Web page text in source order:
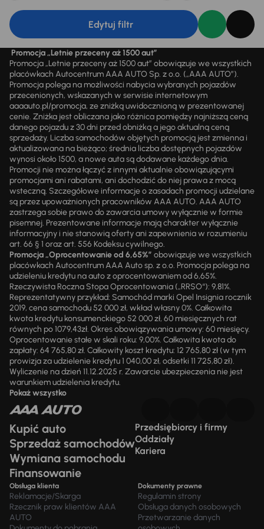
Edytuj filtr
Promocja „Letnie przeceny aż 1500 aut”
Promocja „Letnie przeceny aż 1500 aut” obowiązuje we wszystkich
placówkach Autocentrum AAA AUTO Sp. z o.o. („AAA AUTO”).
Promocja polega na możliwości nabycia wybranych pojazdów
przecenionych, wskazanych w serwisie internetowym
aaaauto.pl/promocja, ze zniżką uwidocznioną w prezentowanej
cenie. Zniżka jest obliczana jako różnica pomiędzy najniższą ceną
danego pojazdu z 30 dni przed obniżką a jego aktualną ceną
sprzedaży. Liczba samochodów objętych promocją jest zmienna i
aktualizowana na bieżąco; średnia liczba dostępnych pojazdów
wynosi około 1500, a nowe auta są dodawane każdego dnia.
Promocji nie można łączyć z innymi aktualnie obowiązującymi
promocjami ani rabatami, ani dochodzić do niej prawa z mocą
wsteczną. Szczegółowe informacje o zasadach promocji udzielane
są przez upoważnionych pracowników AAA AUTO. AAA AUTO
zastrzega sobie prawo do zawarcia umowy wyłącznie w formie
pisemnej. Prezentowane informacje mają charakter wyłącznie
informacyjny i nie stanowią oferty ani zapewnienia w rozumieniu
art. 66 § 1 oraz art. 556 Kodeksu cywilnego.
Promocja „Oprocentowanie od 6,65%” obowiązuje we wszystkich
placówkach Autocentrum AAA Auto sp. z o.o. Promocja polega na
udzieleniu kredytu na auto z oprocentowaniem od 6,65%.
Rzeczywista Roczna Stopa Oprocentowania („RRSO“): 9,81%.
Reprezentatywny przykład: Samochód marki Opel Insignia rocznik
2019, cena samochodu 52 000 zł, wkład własny 0%. Całkowita
kwota kredytu konsumenckiego 52 000 zł, 60 miesięcznych rat
równych po 1079,43zł. Okres obowiązywania umowy: 60 miesięcy.
Oprocentowanie stałe w skali roku: 9,00%. Całkowita kwota do
zapłaty: 64 765,80 zł. Całkowity koszt kredytu: 12 765,80 zł (w tym
prowizja za udzielenie kredytu 1 040,00 zł, odsetki 11 725,80 zł).
Wyliczenie na dzień 11.12.2025 r. Zawarcie ubezpieczenia nie jest
warunkiem udzielenia kredytu.
Pokaż wszystko
Kupić auto
Sprzedaż samochodów
Wymiana samochodu
Finansowanie
Przedsiębiorcy i firmy
Oddziały
Kariera
Obsługa klienta
Reklamacje/Skarga
Rzecznik praw klientów AAA
AUTO
Dokumenty prawne
Regulamin strony
Obsługa danych osobowych
Przetwarzanie danych